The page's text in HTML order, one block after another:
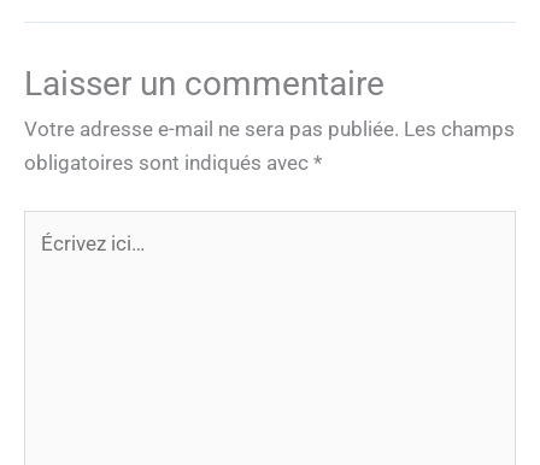
Laisser un commentaire
Votre adresse e-mail ne sera pas publiée. Les champs
obligatoires sont indiqués avec *